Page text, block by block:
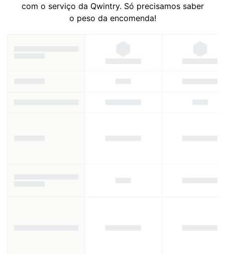
com o serviço da Qwintry. Só precisamos saber
o peso da encomenda!